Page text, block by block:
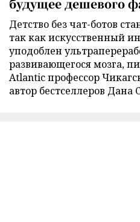
Детство без чат-ботов
так как искусственный
уподоблен
развивающегося мозга,
Atlantic профессор
автор бестселлеров Дана